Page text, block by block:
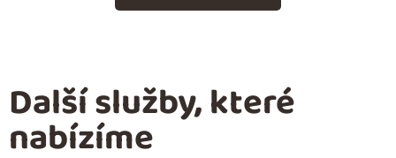
Další služby, které
nabízíme